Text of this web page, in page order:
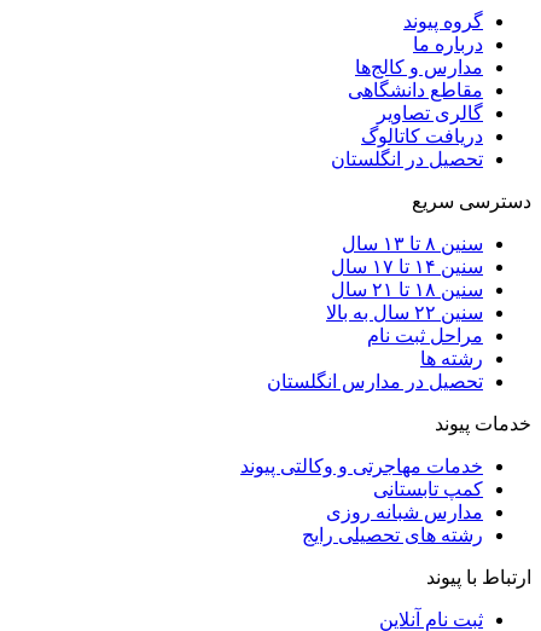
گروه پیوند
درباره ما
مدارس و کالج‌ها
مقاطع دانشگاهی
گالری تصاویر
دریافت کاتالوگ
تحصیل در انگلستان
دسترسی سریع
سنین ۸ تا ۱۳ سال
سنین ۱۴ تا ۱۷ سال
سنین ۱۸ تا ۲۱ سال
سنین ۲۲ سال به بالا
مراحل ثبت نام
رشته ها
تحصیل در مدارس انگلستان
خدمات پیوند
خدمات مهاجرتی و وکالتی پیوند
کمپ تابستانی
مدارس شبانه روزی
رشته های تحصیلی رایج
ارتباط با پیوند
ثبت نام آنلاین